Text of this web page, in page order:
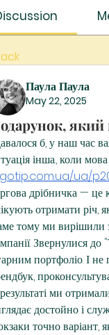
Паула Паула
May 22, 2025
який
б, у наш час
інша., коли
ua/
дрібничка — це
отримати річ,
тому ми вирішили
Звернулися
портфоліо. І
ми
достойно і
точно варіант,